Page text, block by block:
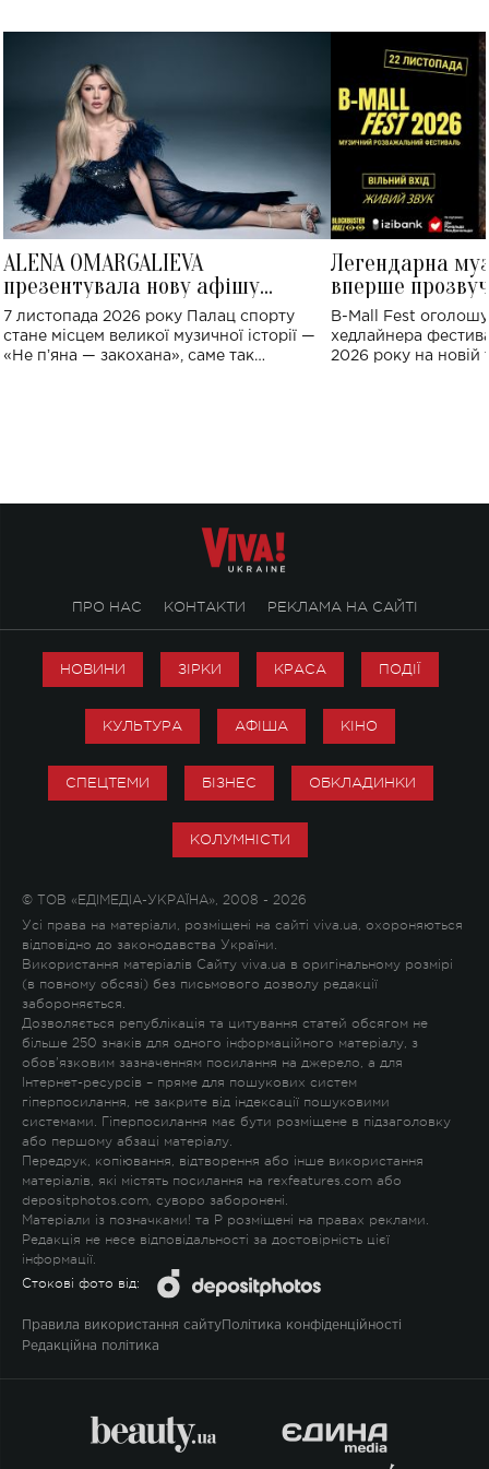
ALENA OMARGALIEVA
презентувала нову афішу
великого концерту в Палаці
спорту
7 листопада 2026 року Палац спорту
стане місцем великої музичної історії —
«Не пʼяна — закохана», саме так
Легендарна
вперше
Україні: де
B-Mall Fest
хедлайнера
2026 року на новій
ПРО НАС КОНТАКТИ РЕКЛАМА НА САЙТІ
НОВИНИ ЗІРКИ КРАСА ПОДІЇ
КУЛЬТУРА АФІША КІНО
СПЕЦТЕМИ БІЗНЕС ОБКЛАДИНКИ
КОЛУМНІСТИ
© ТОВ «ЕДІМЕДІА-УКРАЇНА», 2008 - 2026
Усі права на матеріали, розміщені на сайті viva.ua, охороняються
відповідно до законодавства України.
Використання матеріалів Сайту viva.ua в оригінальному розмірі
(в повному обсязі) без письмового дозволу редакції
забороняється.
Дозволяється републікація та цитування статей обсягом не
більше 250 знаків для одного інформаційного матеріалу, з
обов'язковим зазначенням посилання на джерело, а для
Інтернет-ресурсів – пряме для пошукових систем
гіперпосилання, не закрите від індексації пошуковими
системами. Гіперпосилання має бути розміщене в підзаголовку
або першому абзаці матеріалу.
Передрук, копіювання, відтворення або інше використання
матеріалів, які містять посилання на rexfeatures.com або
depositphotos.com, суворо заборонені.
Матеріали із позначками! та P розміщені на правах реклами.
Редакція не несе відповідальності за достовірність цієї
інформації.
Стокові фото від:
Правила використання сайту Політика конфіденційності
Редакційна політика